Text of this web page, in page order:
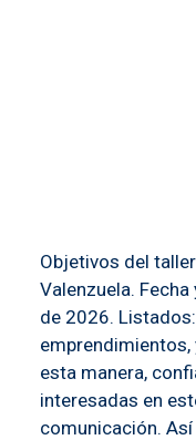
Objetivos del
Valenzuela.
de 2026.
esta manera,
interesadas en
comunicación.